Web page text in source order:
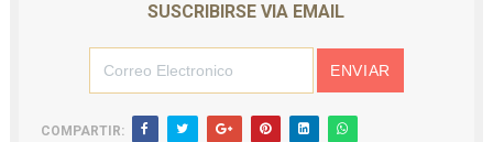
SUSCRIBIRSE VIA EMAIL
COMPARTIR: